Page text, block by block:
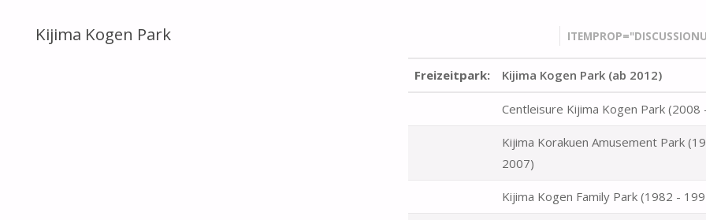
Kijima Kogen Park
Freizeitpark: Kijima Kogen Park (ab 2012)
Centleisure Kijima Kogen Park (2008
Kijima Korakuen Amusement Park
2007)
Kijima Kogen Family Park (1982 -